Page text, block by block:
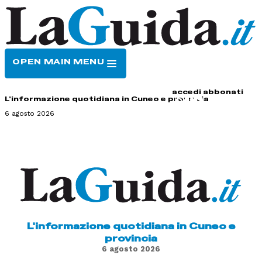
OPEN MAIN MENU
accedi abbonati
L'informazione quotidiana in Cuneo e provincia
6 agosto 2026
L'informazione quotidiana in Cuneo e
provincia
6 agosto 2026